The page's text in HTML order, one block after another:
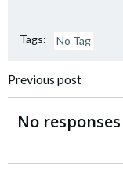
Tags: No Tag
articoli
Previous post
No